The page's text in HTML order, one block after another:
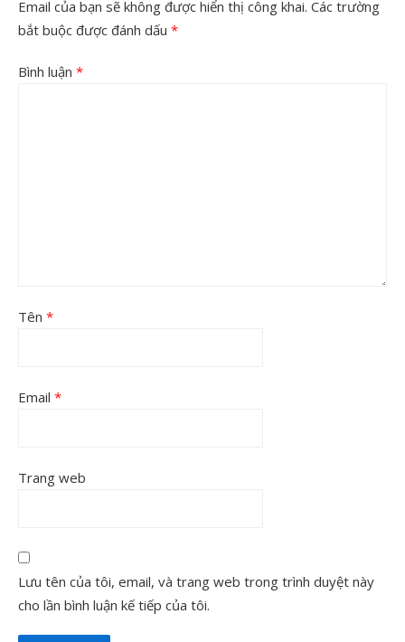
Email của bạn sẽ không được hiển thị công khai. Các trường
bắt buộc được đánh dấu *
Bình luận *
Tên *
Email *
Trang web
Lưu tên của tôi, email, và trang web trong trình duyệt này
cho lần bình luận kế tiếp của tôi.